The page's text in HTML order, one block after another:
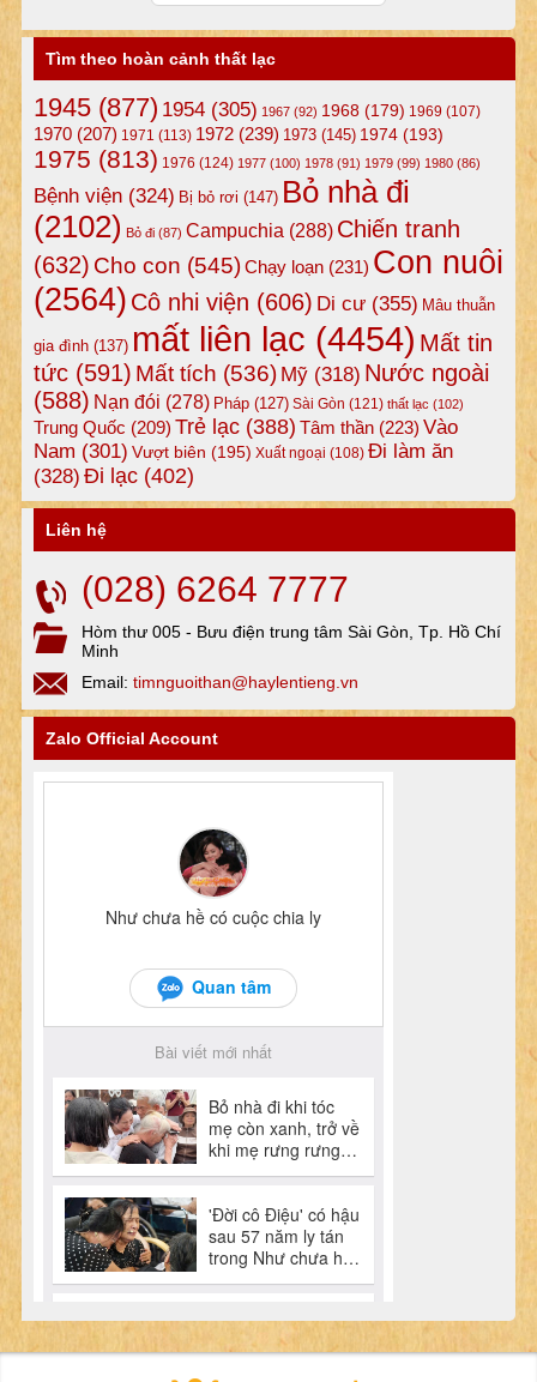
Tìm theo hoàn cảnh thất lạc
1945(877) 1954(305) 1967(92) 1968(179) 1969 (107)
1970(207) 1971 (113) 1972(239) 1973(145) 1974(193)
1975 (813) 1976 (124) 1977(100) 1978(91) 1979(99) 1980(86)
Bệnh viện(324) Bị bỏ rơi (147) Bỏ nhà đi
(2102) Bỏ đi(87) Campuchia (288) Chiến tranh
(632) Cho con (545)Chạy loạn(231) Con nuôi
(2564) Cô nhi viện (606) Di cư(355) Mâu thuẫn
gia đình(137) mất liên lạc (4454) Mất tin
tức(591) Mất tích (536) Mỹ(318) Nước ngoài
(588) Nạn đói (278) Pháp(127) Sài Gòn (121) thất lạc (102)
Trung Quốc (209) Trẻ lạc(388) Tâm thần(223) Vào
Nam (301) Vượt biên (195) Xuất ngoại (108) Đi làm ăn
(328) Đi lạc(402)
Liên hệ
(028) 6264 7777
Hòm thư 005 - Bưu điện trung tâm Sài Gòn, Tp. Hồ Chí
Minh
Email: timnguoithan@haylentieng.vn
Zalo Official Account